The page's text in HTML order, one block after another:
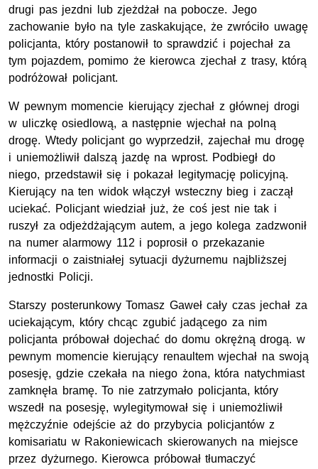
drugi pas jezdni lub zjeżdżał na pobocze. Jego
zachowanie było na tyle zaskakujące, że zwróciło uwagę
policjanta, który postanowił to sprawdzić i pojechał za
tym pojazdem, pomimo że kierowca zjechał z trasy, którą
podróżował policjant.
W pewnym momencie kierujący zjechał z głównej drogi
w uliczkę osiedlową, a następnie wjechał na polną
drogę. Wtedy policjant go wyprzedził, zajechał mu drogę
i uniemożliwił dalszą jazdę na wprost. Podbiegł do
niego, przedstawił się i pokazał legitymację policyjną.
Kierujący na ten widok włączył wsteczny bieg i zaczął
uciekać. Policjant wiedział już, że coś jest nie tak i
ruszył za odjeżdżającym autem, a jego kolega zadzwonił
na numer alarmowy 112 i poprosił o przekazanie
informacji o zaistniałej sytuacji dyżurnemu najbliższej
jednostki Policji.
Starszy posterunkowy Tomasz Gaweł cały czas jechał za
uciekającym, który chcąc zgubić jadącego za nim
policjanta próbował dojechać do domu okrężną drogą. w
pewnym momencie kierujący renaultem wjechał na swoją
posesję, gdzie czekała na niego żona, która natychmiast
zamknęła bramę. To nie zatrzymało policjanta, który
wszedł na posesję, wylegitymował się i uniemożliwił
mężczyźnie odejście aż do przybycia policjantów z
komisariatu w Rakoniewicach skierowanych na miejsce
przez dyżurnego. Kierowca próbował tłumaczyć